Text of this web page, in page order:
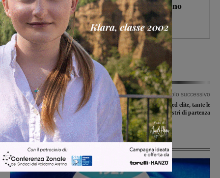
Un anno fa la strage in A1 in cui morirono
Gianni, Giulia e Franco. Lo schianto, il
processo, lo stop ai sorpassi fra tir....
Articolo precedente
Partiti ieri i centri estivi per la fascia 0-
3 anni
Articolo successivo
Campionati regionali ed elite, tante le
valdarnesi ai nastri di partenza
Ultime Notizie